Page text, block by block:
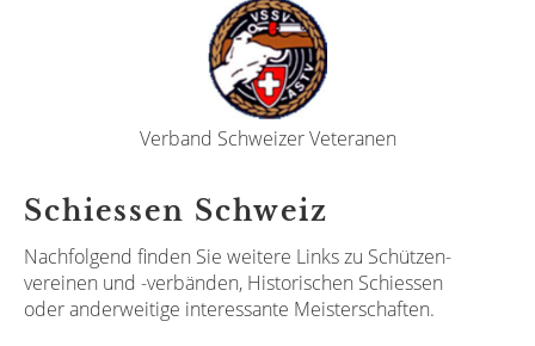
Verband Schweizer Veteranen
Schiessen Schweiz
Nachfolgend finden Sie weitere Links zu Schützen-
vereinen und -verbänden, Historischen Schiessen
oder anderweitige interessante Meisterschaften.